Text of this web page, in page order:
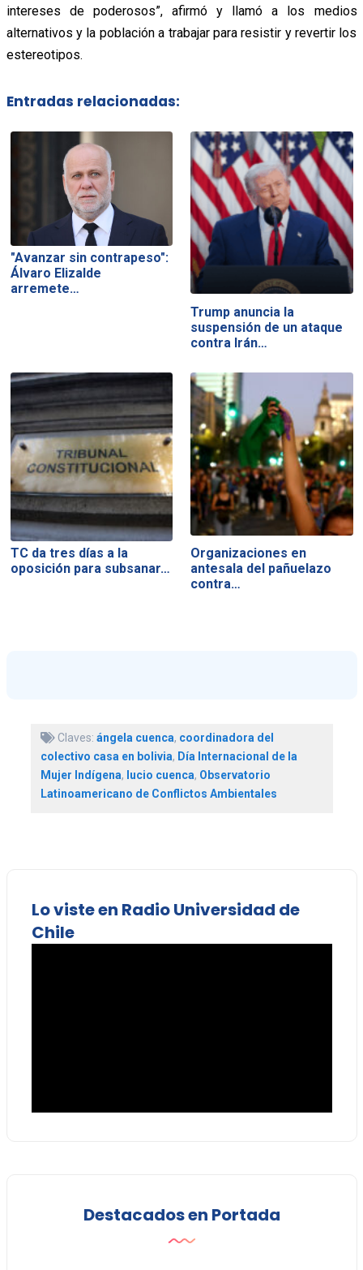
intereses de poderosos”, afirmó y llamó a los medios
alternativos y la población a trabajar para resistir y revertir los
estereotipos.
Entradas relacionadas:
"Avanzar sin contrapeso":
Álvaro Elizalde
arremete…
Trump anuncia la
suspensión de un ataque
contra Irán…
TC da tres días a la
oposición para subsanar…
Organizaciones en
antesala del pañuelazo
contra…
Claves: ángela cuenca, coordinadora del
colectivo casa en bolivia, Día Internacional de la
Mujer Indígena, lucio cuenca, Observatorio
Latinoamericano de Conflictos Ambientales
Lo viste en Radio Universidad de
Chile
Destacados en Portada